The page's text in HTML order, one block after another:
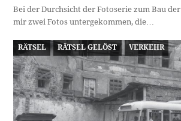
Bei der Durchsicht der Fotoserie zum Bau
mir zwei Fotos untergekommen, die…
RÄTSEL RÄTSEL GELÖST VERKEHR